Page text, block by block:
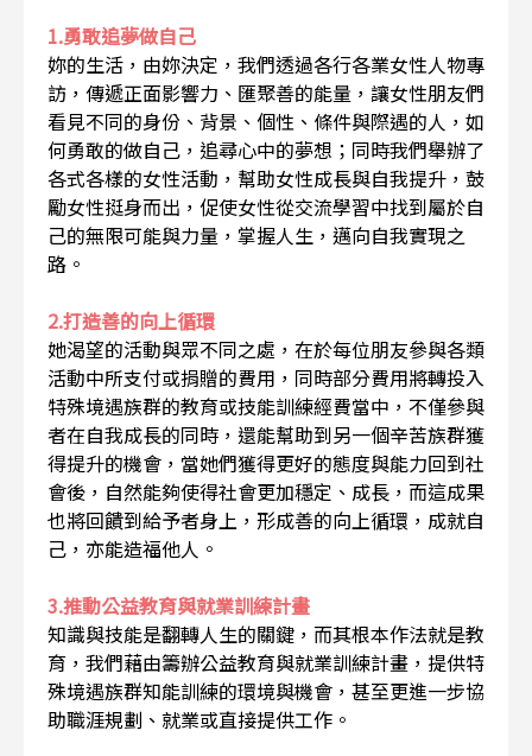
1.勇敢追夢做自己
妳的生活，由妳決定，我們透過各行各業女性人物專
訪，傳遞正面影響力、匯聚善的能量，讓女性朋友們
看見不同的身份、背景、個性、條件與際遇的人，如
何勇敢的做自己，追尋心中的夢想；同時我們舉辦了
各式各樣的女性活動，幫助女性成長與自我提升，鼓
勵女性挺身而出，促使女性從交流學習中找到屬於自
己的無限可能與力量，掌握人生，邁向自我實現之
路。
2.打造善的向上循環
她渴望的活動與眾不同之處，在於每位朋友參與各類
活動中所支付或捐贈的費用，同時部分費用將轉投入
特殊境遇族群的教育或技能訓練經費當中，不僅參與
者在自我成長的同時，還能幫助到另一個辛苦族群獲
得提升的機會，當她們獲得更好的態度與能力回到社
會後，自然能夠使得社會更加穩定、成長，而這成果
也將回饋到給予者身上，形成善的向上循環，成就自
己，亦能造福他人。
3.推動公益教育與就業訓練計畫
知識與技能是翻轉人生的關鍵，而其根本作法就是教
育，我們藉由籌辦公益教育與就業訓練計畫，提供特
殊境遇族群知能訓練的環境與機會，甚至更進一步協
助職涯規劃、就業或直接提供工作。